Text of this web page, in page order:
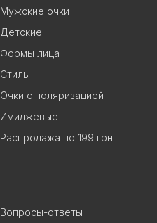
Мужские очки
Детские
Формы лица
Стиль
Очки с поляризацией
Имиджевые
Распродажа по 199 грн
Вопросы-ответы